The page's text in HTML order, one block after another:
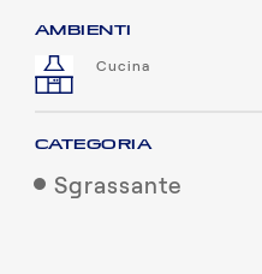
AMBIENTI
Cucina
CATEGORIA
Sgrassante